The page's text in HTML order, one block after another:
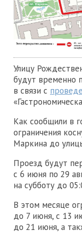
Улицу
будут временно
в связи с
Как сообщили в
ограничения
Маркина до
Проезд будут
с 6 июня по 29
на субботу до
В этом месяце
до 7 июня, с 13
до 21 июня, а